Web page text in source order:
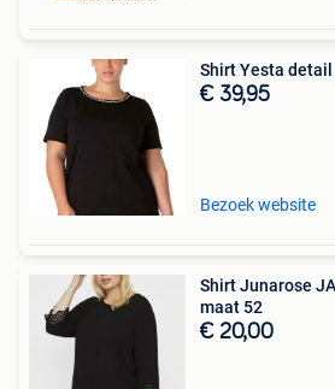
Shirt Yesta
€ 39,95
Bezoek website
Shirt Junarose
maat 52
€ 20,00